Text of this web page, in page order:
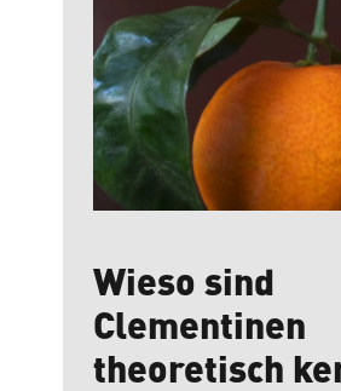
Wieso sind
Clementinen
theoretisch